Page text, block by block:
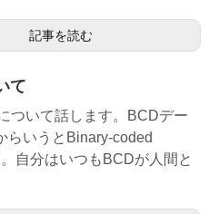
記事を読む
て
ついて話します。BCDデー
らいうとBinary-coded
自分はいつもBCDが人間と